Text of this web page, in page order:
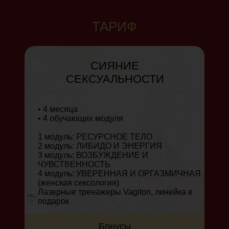
ТАРИФ
СИЯНИЕ
СЕКСУАЛЬНОСТИ
• 4 месяца
• 4 обучающих модуля
1 модуль: РЕСУРСНОЕ ТЕЛО
2 модуль: ЛИБИДО И ЭНЕРГИЯ
3 модуль: ВОЗБУЖДЕНИЕ И
ЧУВСТВЕННОСТЬ
4 модуль: УВЕРЕННАЯ И ОРГАЗМИЧНАЯ
(женская сексология)
Лазерные тренажеры Vagiton, линейка в
подарок
Бонусы